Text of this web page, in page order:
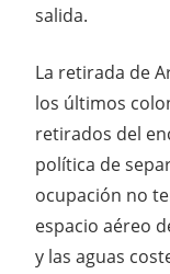
salida.
La retirada de
los últimos
retirados del
política de
ocupación no
espacio aéreo
y las aguas